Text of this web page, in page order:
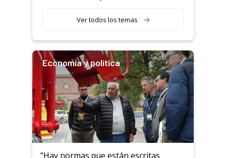
variedades que marcan un
salto tecnológico en genética y
Ver todos los temas
Economía y política
"Hay normas que están escritas